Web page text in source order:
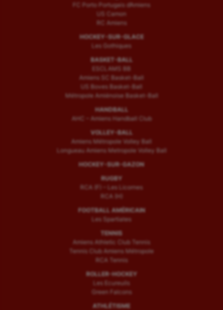
FC Porto Portugais d’Amiens
US Camon
RC Amiens
HOCKEY-SUR-GLACE
Les Gothiques
BASKET-BALL
ESCLAMS BB
Amiens SC Basket-Ball
US Boves Basket-Ball
Métropole Amiénoise Basket-Ball
HANDBALL
AHC – Amiens Handball Club
VOLLEY-BALL
Amiens Métropole Volley Ball
Longueau Amiens Metropole Volley Ball
HOCKEY-SUR-GAZON
RUGBY
RCA (F) – Les Licornes
RCA (H)
FOOTBALL AMÉRICAIN
Les Spartiates
TENNIS
Amiens Athletic Club Tennis
Tennis Club Amiens Métropole
RCA Tennis
ROLLER-HOCKEY
Les Ecureuils
Green Falcons
ATHLÉTISME